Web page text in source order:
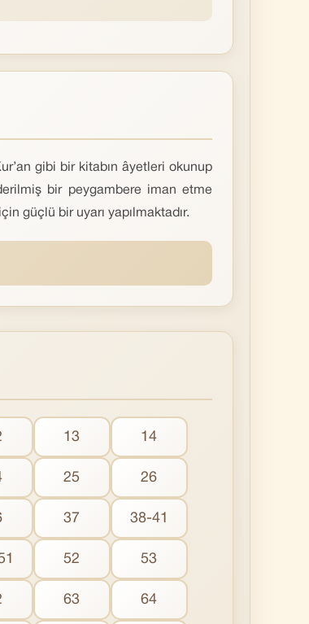
gibi bir kitabın âyetleri okunup
bir peygambere iman etme
güçlü bir uyarı yapılmaktadır.
13 14
25 26
37 38-41
52 53
63 64